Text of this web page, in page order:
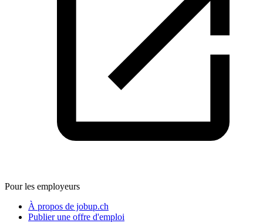
Pour les employeurs
À propos de jobup.ch
Publier une offre d'emploi